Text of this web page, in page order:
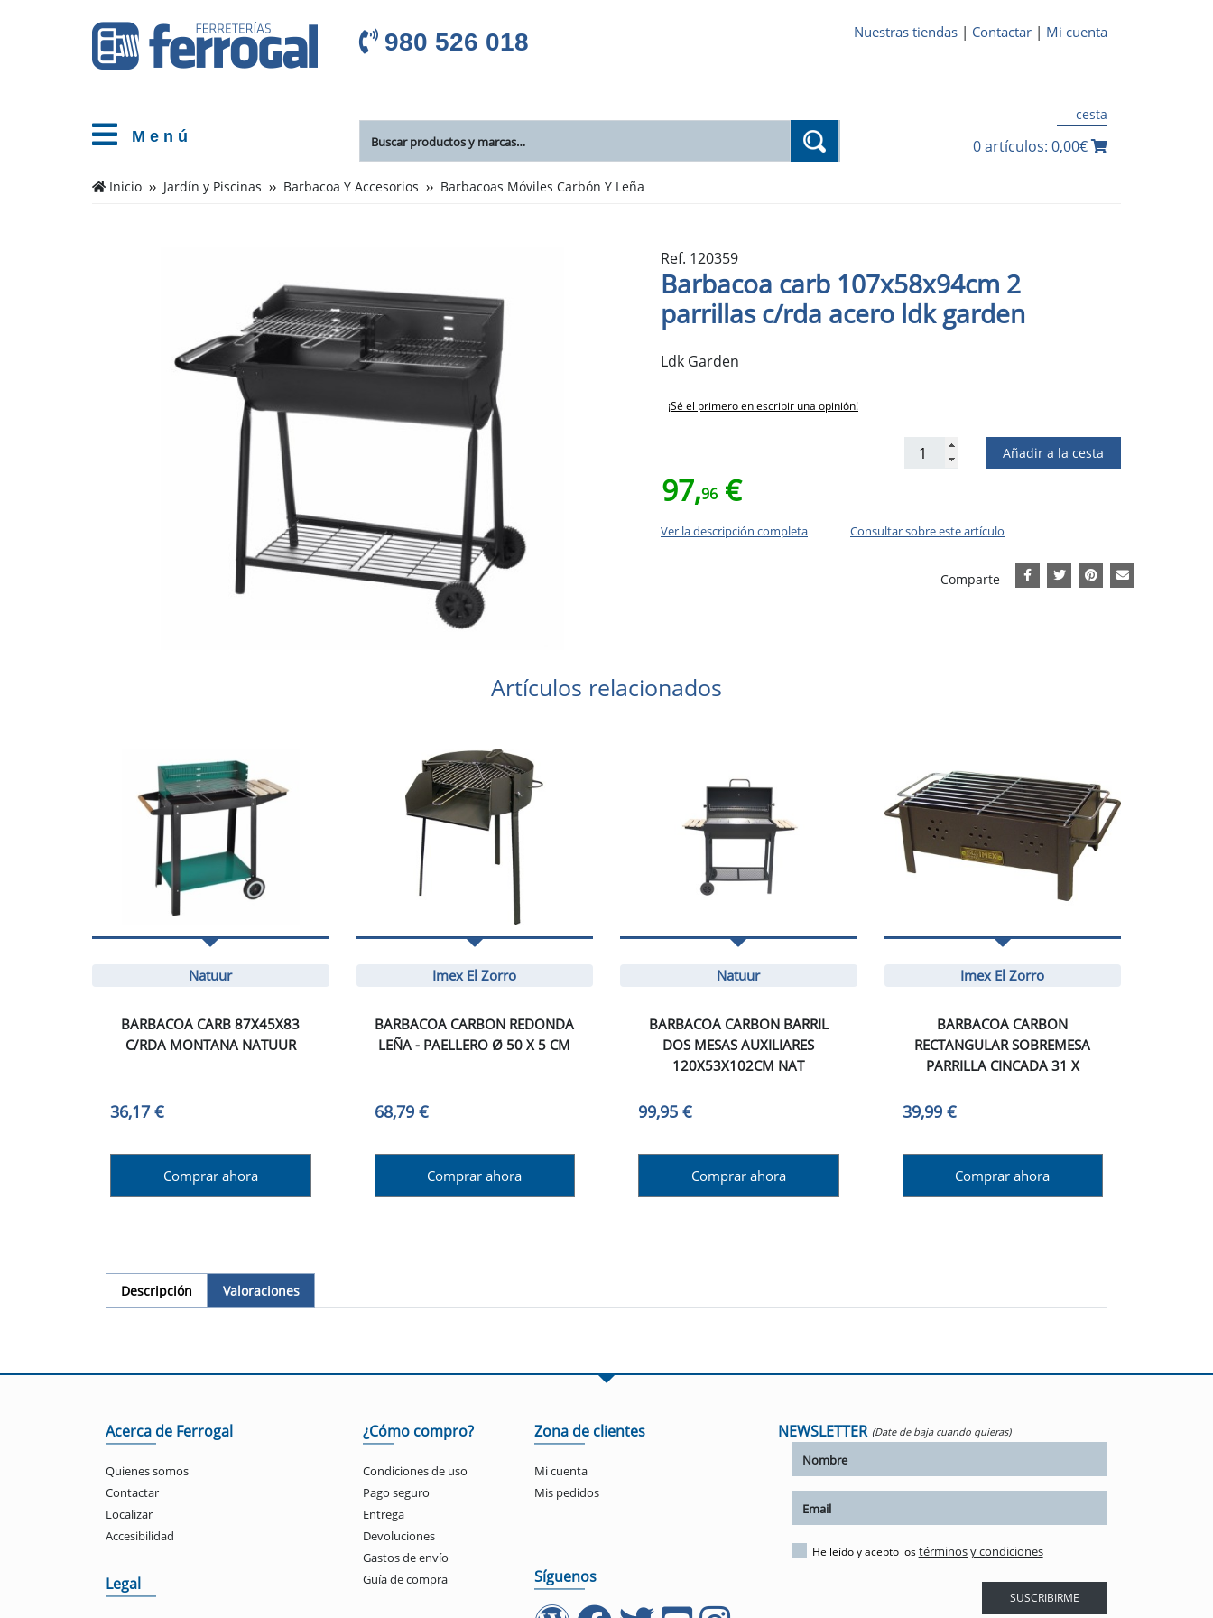
M e n ú
980 526 018 Nuestras tiendas | Contactar | Mi cuenta
cesta
0 artículos: 0,00€
Inicio Jardín y Piscinas Barbacoa Y Accesorios Barbacoas Móviles Carbón Y Leña
Ref. 120359
Barbacoa carb 107x58x94cm 2
parrillas c/rda acero ldk garden
Ldk Garden
¡Sé el primero en escribir una opinión!
Añadir a la cesta
97,96 €
Ver la descripción completa Consultar sobre este artículo
Comparte
Artículos relacionados
Natuur
BARBACOA CARB 87X45X83
C/RDA MONTANA NATUUR
36,17 €
Comprar ahora
Imex El Zorro
BARBACOA CARBON REDONDA
LEÑA - PAELLERO Ø 50 X 5 CM
68,79 €
Comprar ahora
Natuur
BARBACOA CARBON BARRIL
DOS MESAS AUXILIARES
120X53X102CM NAT
99,95 €
Comprar ahora
Imex El Zorro
BARBACOA CARBON
RECTANGULAR SOBREMESA
PARRILLA CINCADA 31 X
39,99 €
Comprar ahora
Descripción Valoraciones
Acerca de Ferrogal
Quienes somos
Contactar
Localizar
Accesibilidad
Legal
¿Cómo compro?
Condiciones de uso
Pago seguro
Entrega
Devoluciones
Gastos de envío
Guía de compra
Zona de clientes
Mi cuenta
Mis pedidos
Síguenos
NEWSLETTER (Date de baja cuando quieras)
He leído y acepto lostérminos y condiciones
SUSCRIBIRME